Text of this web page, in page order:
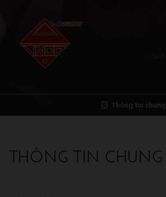
Thông tin chung
THÔNG TIN CHUNG